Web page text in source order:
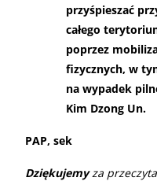
przyśpieszać
całego
poprzez
fizycznych, w
na wypadek
Kim Dzong Un.
PAP, sek
Dziękujemyza